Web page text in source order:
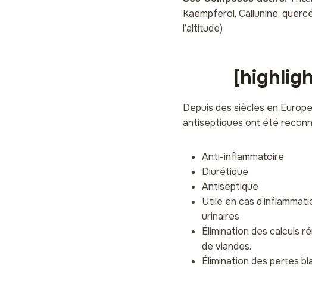
Kaempferol, Callunine,
l’altitude)
Depuis des siècles en
antiseptiques ont été
Anti-inflammatoire
Diurétique
Antiseptique
Utile en cas
urinaires
Élimination des calculs
de viandes.
Élimination des pertes